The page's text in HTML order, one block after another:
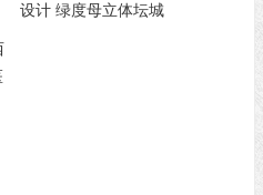
设计 绿度母立体坛城